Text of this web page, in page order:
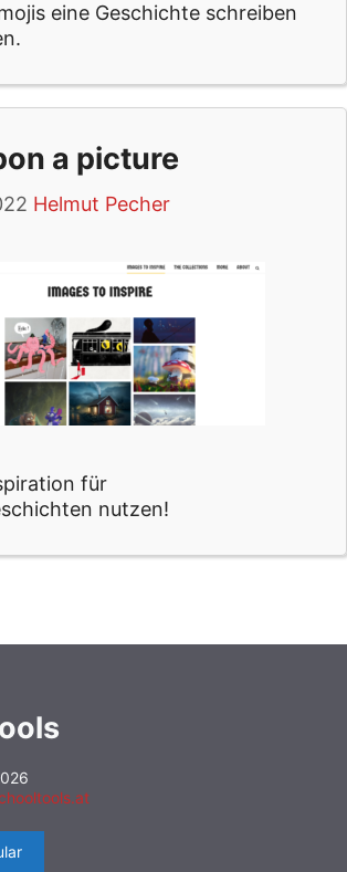
eine Geschichte schreiben
a picture
Helmut Pecher
für
nutzen!